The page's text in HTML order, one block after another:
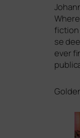
fic­tion
se
ever